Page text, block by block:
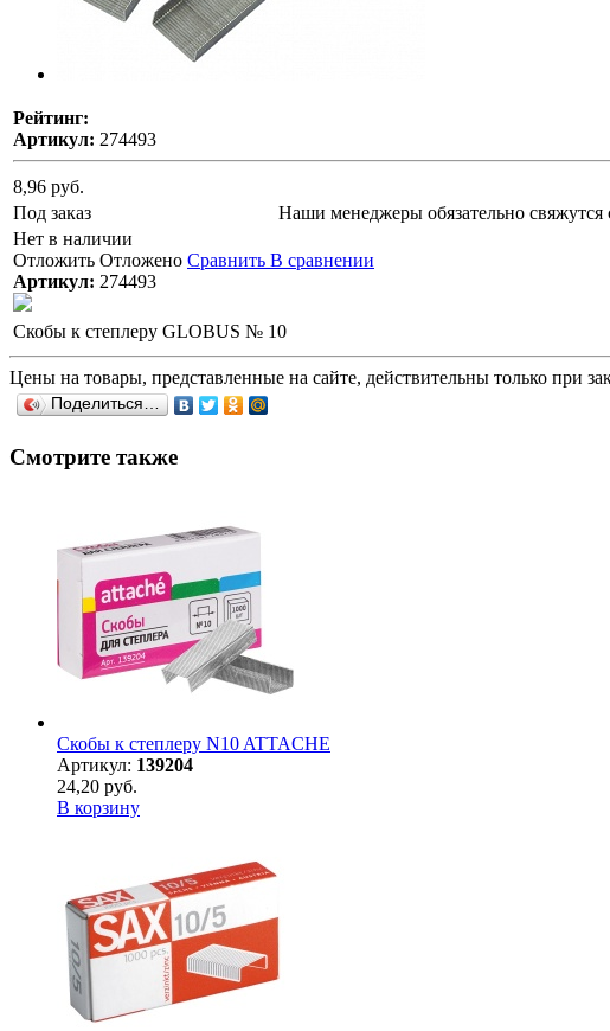
Рейтинг:
Артикул: 274493
8,96 руб.
Под заказ
Наши менеджеры обязательно свяжутся
Нет в наличии
Отложить Отложено Сравнить В сравнении
Артикул: 274493
Скобы к степлеру GLOBUS № 10
Цены на товары, представленные на сайте, действительны только при
Поделиться…
Смотрите также
Скобы к степлеру N10 ATTACHE
Артикул: 139204
24,20 руб.
В корзину